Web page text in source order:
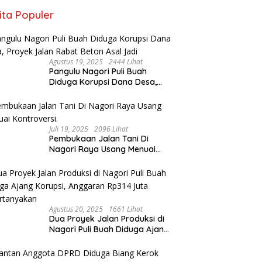
Populer
Agustus 19, 2025 2444 Lihat
Pangulu Nagori Puli Buah
Diduga Korupsi Dana Desa,
Jadi
Juli 19, 2025 2096 Lihat
Pembukaan Jalan Tani Di
Nagori Raya Usang Menuai
Agustus 20, 2025 1661 Lihat
Dua Proyek Jalan Produksi di
Nagori Puli Buah Diduga Ajang
Dipertanyakan